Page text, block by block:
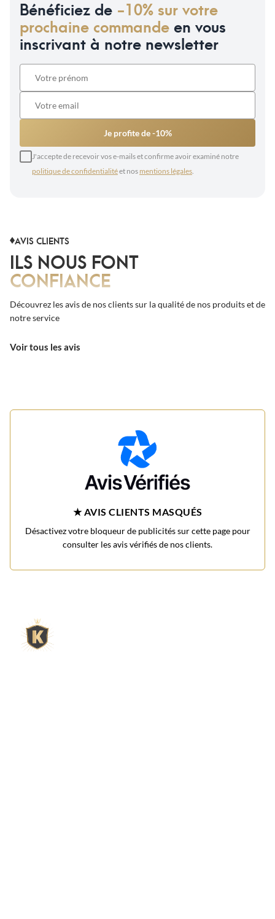
Bénéficiez de -10% sur votre
prochaine commandeen vous
inscrivant à notre newsletter
Je profite de -10%
J'accepte de recevoir vos e-mails et confirme avoir examiné notre
politique de confidentialitéet nos mentions légales.
AVIS CLIENTS
ILS NOUS FONT
CONFIANCE
Découvrez les avis de nos clients sur la qualité de nos produits et de
notre service
Voir tous les avis
★ AVIS CLIENTS MASQUÉS
Désactivez votre bloqueur de publicités sur cette page pour
consulter les avis vérifiés de nos clients.